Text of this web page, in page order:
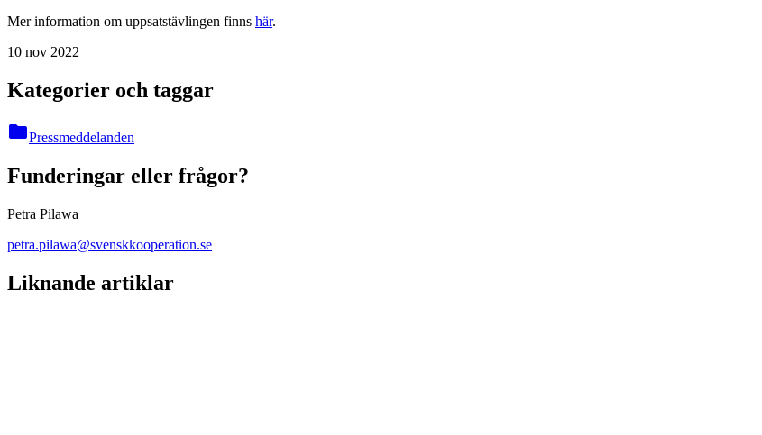
Mer information om uppsatstävlingen finns här.
10 nov 2022
Kategorier och taggar
folderPressmeddelanden
Funderingar eller frågor?
Petra Pilawa
petra.pilawa@svenskkooperation.se
Liknande artiklar